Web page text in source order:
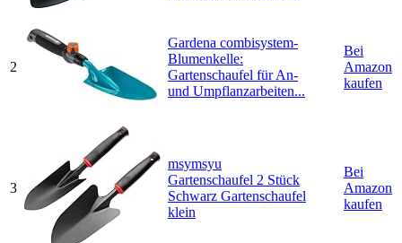
2
Gardena combisystem-
Blumenkelle:
Gartenschaufel für An-
und Umpflanzarbeiten...
Bei
Amazon
kaufen
3
msymsyu
Gartenschaufel 2 Stück
Schwarz Gartenschaufel
klein
Bei
Amazon
kaufen